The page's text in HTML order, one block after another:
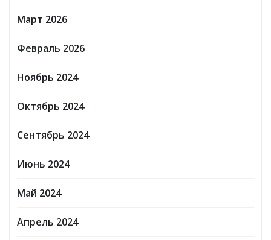
Март 2026
Февраль 2026
Ноябрь 2024
Октябрь 2024
Сентябрь 2024
Июнь 2024
Май 2024
Апрель 2024